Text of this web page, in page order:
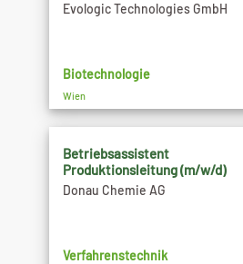
Evologic Technologies GmbH
Biotechnologie
Wien
Betriebsassistent
Produktionsleitung (m/w/d)
Donau Chemie AG
Verfahrenstechnik